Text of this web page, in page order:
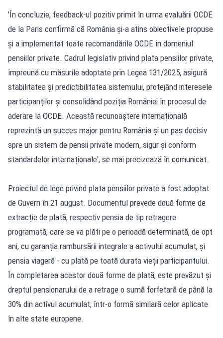
'În concluzie, feedback-ul pozitiv primit în urma evaluării OCDE
de la Paris confirmă că România și-a atins obiectivele propuse
și a implementat toate recomandările OCDE în domeniul
pensiilor private. Cadrul legislativ privind plata pensiilor private,
împreună cu măsurile adoptate prin Legea 131/2025, asigură
stabilitatea și predictibilitatea sistemului, protejând interesele
participanților și consolidând poziția României în procesul de
aderare la OCDE. Această recunoaștere internațională
reprezintă un succes major pentru România și un pas decisiv
spre un sistem de pensii private modern, sigur și conform
standardelor internaționale', se mai precizează în comunicat.
Proiectul de lege privind plata pensiilor private a fost adoptat
de Guvern în 21 august. Documentul prevede două forme de
extracție de plată, respectiv pensia de tip retragere
programată, care se va plăti pe o perioadă determinată, de opt
ani, cu garanția rambursării integrale a activului acumulat, și
pensia viageră - cu plată pe toată durata vieții participantului.
În completarea acestor două forme de plată, este prevăzut și
dreptul pensionarului de a retrage o sumă forfetară de până la
30% din activul acumulat, într-o formă similară celor aplicate
în alte state europene.